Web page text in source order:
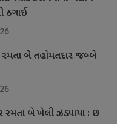
ઠગાઈ
બે તહોમતદાર જબ્બે
રમતા બે ખેલી ઝડપાયા : છ